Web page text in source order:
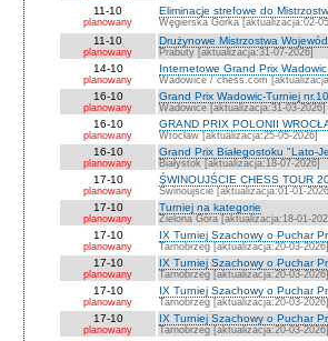
11-10
planowany
Eliminacje strefowe do
Węgierska Górka [aktualizacja:02-
11-10
planowany
Drużynowe Mistrzostwa
Prabuty [aktualizacja:31-07-2026]
14-10
planowany
Internetowe Grand Prix
Wadowice / chess.com
16-10
planowany
Grand Prix Wadowic-Turniej
Wadowice [aktualizacja:31-03-2026]
16-10
planowany
GRAND PRIX POLONII
Wrocław [aktualizacja:25-05-2026]
16-10
planowany
Grand Prix Białegostoku "Lato-
Białystok [aktualizacja:18-07-2026]
17-10
planowany
ŚWINOUJŚCIE CHESS TOUR
Świnoujście [aktualizacja:01-01-
17-10
planowany
Turniej na kategorie
Zielona Góra [aktualizacja:18-01-
17-10
planowany
IX Turniej Szachowy o Puchar
Tarnobrzeg [aktualizacja:20-03-2026]
17-10
planowany
IX Turniej Szachowy o Puchar
Tarnobrzeg [aktualizacja:20-03-2026]
17-10
planowany
IX Turniej Szachowy o Puchar
Tarnobrzeg [aktualizacja:20-03-2026]
17-10
planowany
IX Turniej Szachowy o Puchar
Tarnobrzeg [aktualizacja:20-03-2026]